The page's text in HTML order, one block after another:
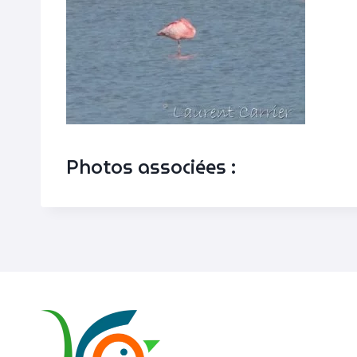
Photos associées :